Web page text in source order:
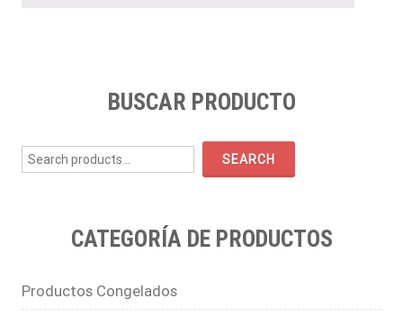
BUSCAR PRODUCTO
Search
for:
SEARCH
CATEGORÍA DE PRODUCTOS
Productos Congelados